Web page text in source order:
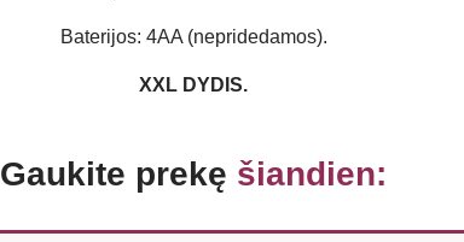
Baterijos: 4AA (nepridedamos).
XXL DYDIS.
Gaukite prekę šiandien: